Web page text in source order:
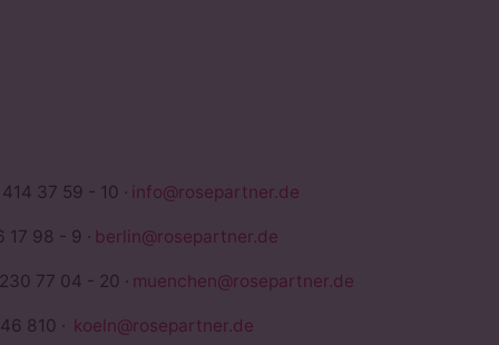
37 59 - 10 · info@rosepartner.de
17 98 - 9 · berlin@rosepartner.de
77 04 - 20 · muenchen@rosepartner.de
810 · koeln@rosepartner.de